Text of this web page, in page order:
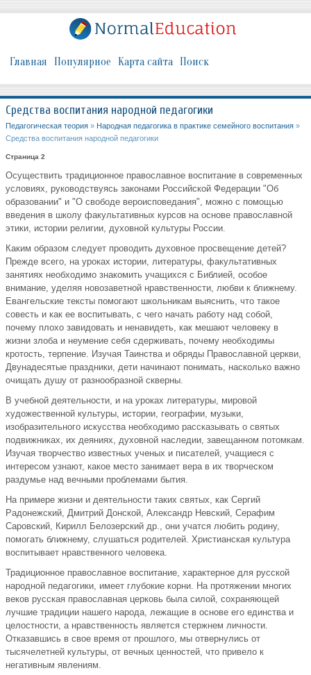
Главная Популярное Карта сайта Поиск
Средства воспитания народной педагогики
Педагогическая теория » Народная педагогика в практике семейного воспитания »
Средства воспитания народной педагогики
Страница 2
Осуществить традиционное православное воспитание в современных
условиях, руководствуясь законами Российской Федерации "Об
образовании" и "О свободе вероисповедания", можно с помощью
введения в школу факультативных курсов на основе православной
этики, истории религии, духовной культуры России.
Каким образом следует проводить духовное просвещение детей?
Прежде всего, на уроках истории, литературы, факультативных
занятиях необходимо знакомить учащихся с Библией, особое
внимание, уделяя новозаветной нравственности, любви к ближнему.
Евангельские тексты помогают школьникам выяснить, что такое
совесть и как ее воспитывать, с чего начать работу над собой,
почему плохо завидовать и ненавидеть, как мешают человеку в
жизни злоба и неумение себя сдерживать, почему необходимы
кротость, терпение. Изучая Таинства и обряды Православной церкви,
Двунадесятые праздники, дети начинают понимать, насколько важно
очищать душу от разнообразной скверны.
В учебной деятельности, и на уроках литературы, мировой
художественной культуры, истории, географии, музыки,
изобразительного искусства необходимо рассказывать о святых
подвижниках, их деяниях, духовной наследии, завещанном потомкам.
Изучая творчество известных ученых и писателей, учащиеся с
интересом узнают, какое место занимает вера в их творческом
раздумье над вечными проблемами бытия.
На примере жизни и деятельности таких святых, как Сергий
Радонежский, Дмитрий Донской, Александр Невский, Серафим
Саровский, Кирилл Белозерский др., они учатся любить родину,
помогать ближнему, слушаться родителей. Христианская культура
воспитывает нравственного человека.
Традиционное православное воспитание, характерное для русской
народной педагогики, имеет глубокие корни. На протяжении многих
веков русская православная церковь была силой, сохраняющей
лучшие традиции нашего народа, лежащие в основе его единства и
целостности, а нравственность является стержнем личности.
Отказавшись в свое время от прошлого, мы отвернулись от
тысячелетней культуры, от вечных ценностей, что привело к
негативным явлениям.